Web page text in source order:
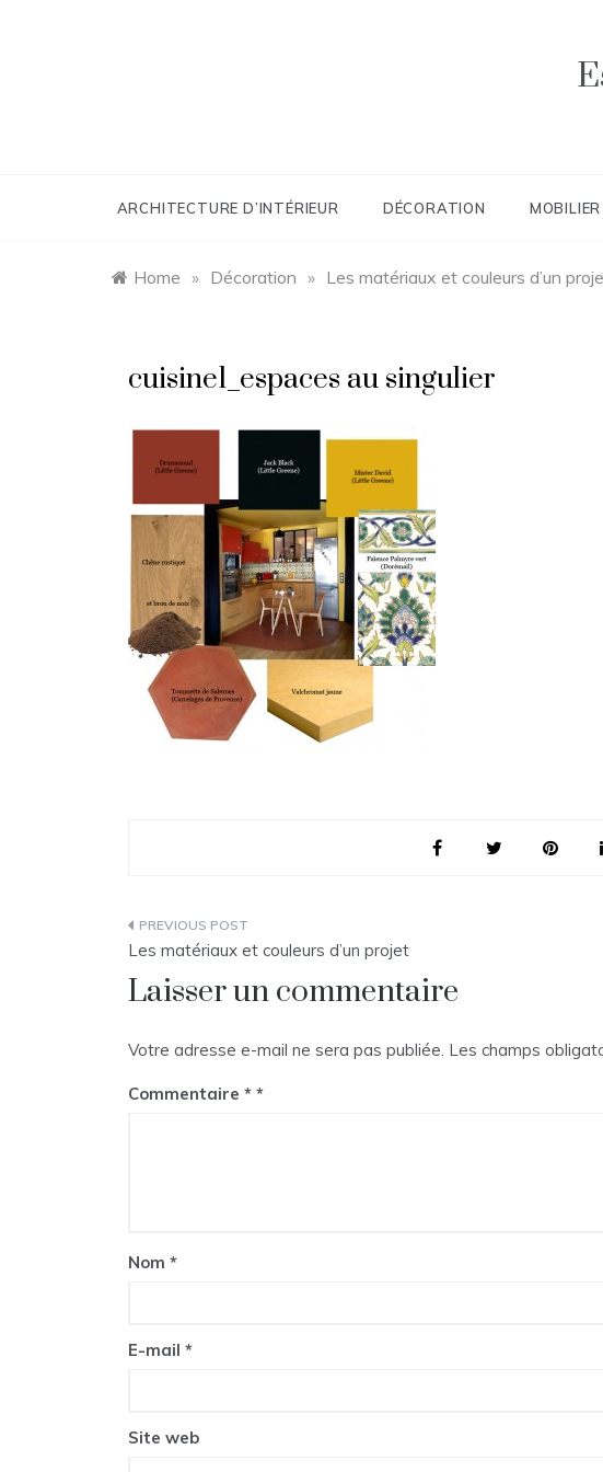
ARCHITECTURE D’INTÉRIEUR DÉCORATION
Home » Décoration » Les matériaux et couleurs d’un
cuisine1_espaces au singulier
Navigation
de
Les matériaux et couleurs d’un projet
Laisser un commentaire
Votre adresse e-mail ne sera pas publiée. Les champs
Commentaire *
Nom *
E-mail *
Site web